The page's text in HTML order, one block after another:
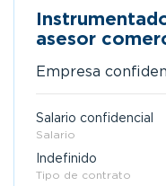
asesor
Empresa
Salario confidencial
Salario
Indefinido
Tipo de contrato